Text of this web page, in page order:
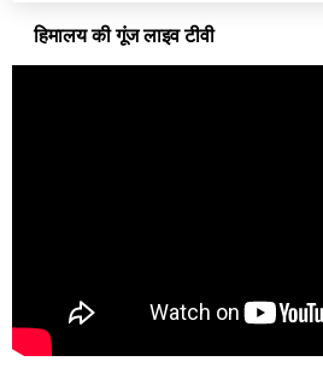
हिमालय की गूंज लाइव टीवी